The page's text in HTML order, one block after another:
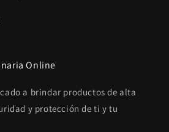
Online
a brindar productos de alta
y protección de ti y tu